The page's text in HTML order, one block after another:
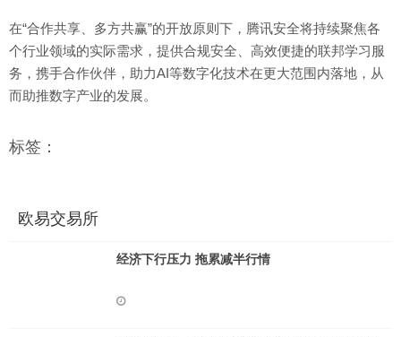
在“合作共享、多方共赢”的开放原则下，腾讯安全将持续聚焦各
个行业领域的实际需求，提供合规安全、高效便捷的联邦学习服
务，携手合作伙伴，助力AI等数字化技术在更大范围内落地，从
而助推数字产业的发展。
标签：
欧易交易所
经济下行压力 拖累减半行情